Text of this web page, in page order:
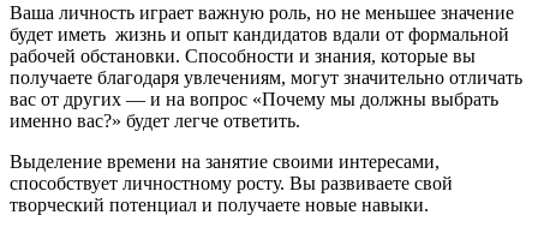
Ваша личность играет важную роль, но не меньшее значение
будет иметь жизнь и опыт кандидатов вдали от формальной
рабочей обстановки. Способности и знания, которые вы
получаете благодаря увлечениям, могут значительно отличать
вас от других — и на вопрос «Почему мы должны выбрать
именно вас?» будет легче ответить.
Выделение времени на занятие своими интересами,
способствует личностному росту. Вы развиваете свой
творческий потенциал и получаете новые навыки.